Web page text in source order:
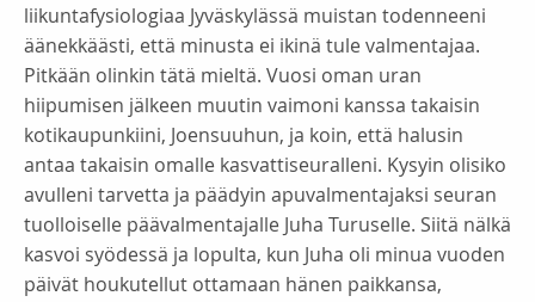
liikuntafysiologiaa Jyväskylässä muistan todenneeni
äänekkäästi, että minusta ei ikinä tule valmentajaa.
Pitkään olinkin tätä mieltä. Vuosi oman uran
hiipumisen jälkeen muutin vaimoni kanssa takaisin
kotikaupunkiini, Joensuuhun, ja koin, että halusin
antaa takaisin omalle kasvattiseuralleni. Kysyin olisiko
avulleni tarvetta ja päädyin apuvalmentajaksi seuran
tuolloiselle päävalmentajalle Juha Turuselle. Siitä nälkä
kasvoi syödessä ja lopulta, kun Juha oli minua vuoden
päivät houkutellut ottamaan hänen paikkansa,